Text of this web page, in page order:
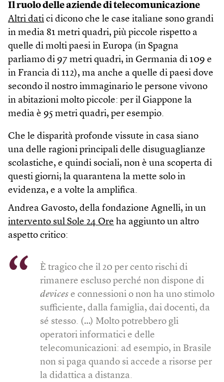
Il ruolo delle aziende di telecomunicazione
Altri dati ci dicono che le case italiane sono grandi
in media 81 metri quadri, più piccole rispetto a
quelle di molti paesi in Europa (in Spagna
parliamo di 97 metri quadri, in Germania di 109 e
in Francia di 112), ma anche a quelle di paesi dove
secondo il nostro immaginario le persone vivono
in abitazioni molto piccole: per il Giappone la
media è 95 metri quadri, per esempio.
Che le disparità profonde vissute in casa siano
una delle ragioni principali delle disuguaglianze
scolastiche, e quindi sociali, non è una scoperta di
questi giorni; la quarantena la mette solo in
evidenza, e a volte la amplifica.
Andrea Gavosto, della fondazione Agnelli, in un
intervento sul Sole 24 Ore ha aggiunto un altro
aspetto critico:
È tragico che il 20 per cento rischi di
rimanere escluso perché non dispone di
devices e connessioni o non ha uno stimolo
sufficiente, dalla famiglia, dai docenti, da
sé stesso. (…) Molto potrebbero gli
operatori informatici e delle
telecomunicazioni: ad esempio, in Brasile
non si paga quando si accede a risorse per
la didattica a distanza.